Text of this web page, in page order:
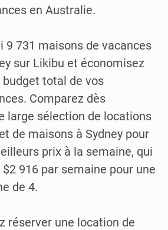
en Australie.
9 731 maisons de vacances
sur Likibu et économisez
total de vos
Comparez dès
large sélection de locations
de maisons à Sydney pour
prix à la semaine, qui
916 par semaine pour une
de 4.
réserver une location de